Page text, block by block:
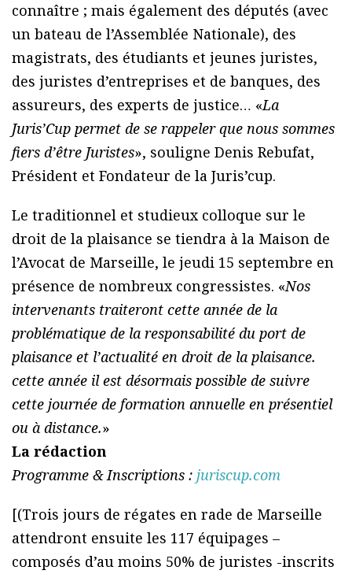
connaître ; mais également des députés (avec
un bateau de l’Assemblée Nationale), des
magistrats, des étudiants et jeunes juristes,
des juristes d’entreprises et de banques, des
assureurs, des experts de justice… «La
Juris’Cup permet de se rappeler que nous sommes
fiers d’être Juristes», souligne Denis Rebufat,
Président et Fondateur de la Juris’cup.
Le traditionnel et studieux colloque sur le
droit de la plaisance se tiendra à la Maison de
l’Avocat de Marseille, le jeudi 15 septembre en
présence de nombreux congressistes. «Nos
intervenants traiteront cette année de la
problématique de la responsabilité du port de
plaisance et l’actualité en droit de la plaisance.
cette année il est désormais possible de suivre
cette journée de formation annuelle en présentiel
ou à distance.»
La rédaction
Programme & Inscriptions : juriscup.com
[(Trois jours de régates en rade de Marseille
attendront ensuite les 117 équipages –
composés d’au moins 50% de juristes -inscrits